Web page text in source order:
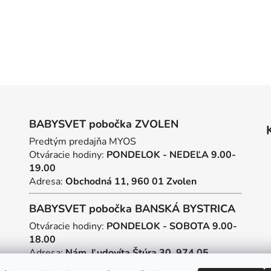
BABYSVET pobočka ZVOLEN
Predtým predajňa MYOS
Otváracie hodiny: PONDELOK - NEDEĽA 9.00-
19.00
Adresa: Obchodná 11, 960 01 Zvolen
BABYSVET pobočka BANSKÁ BYSTRICA
Otváracie hodiny: PONDELOK - SOBOTA 9.00-
18.00
Adresa:Nám. Ľudovíta Štúra 30, 974 05